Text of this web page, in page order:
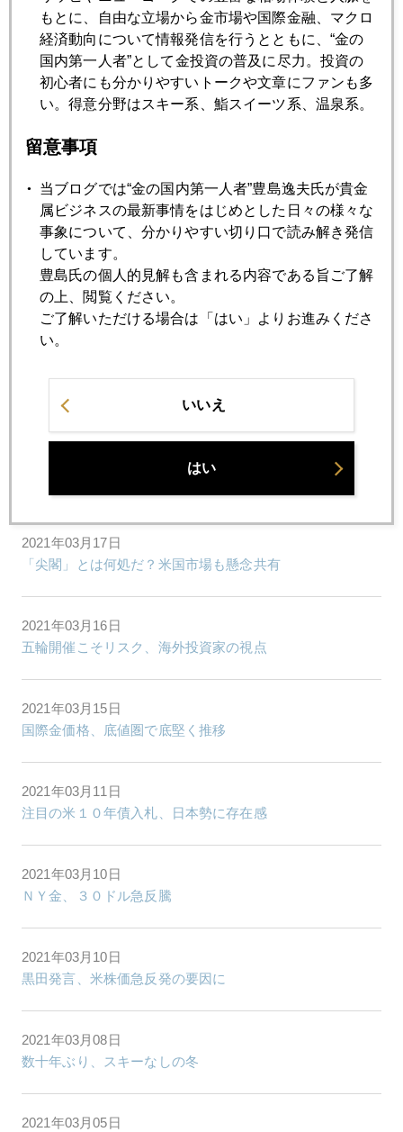
2021年03月25日
バイデン氏は株高を素直に歓迎するか
2021年03月24日
2021年03月23日
バイデン政権３兆ドル第二弾浮上、増税も争点に
2021年03月22日
今週の注目点、イエレン＆パウエル議会での共演
日銀動向、米長期金利続騰を誘発
2021年03月18日
パウエル氏、バブルは覚悟、日本化だけは回避意向、金は
2021年03月17日
「尖閣」とは何処だ？米国市場も懸念共有
2021年03月16日
五輪開催こそリスク、海外投資家の視点
2021年03月15日
国際金価格、底値圏で底堅く推移
2021年03月11日
注目の米１０年債入札、日本勢に存在感
2021年03月10日
ＮＹ金、３０ドル急反騰
2021年03月10日
黒田発言、米株価急反発の要因に
2021年03月08日
数十年ぶり、スキーなしの冬
2021年03月05日
もとに、自由な立場から金市場や国際金融、マクロ
経済動向について情報発信を行うとともに、“金の
国内第一人者”として金投資の普及に尽力。投資の
初心者にも分かりやすいトークや文章にファンも多
い。得意分野はスキー系、鮨スイーツ系、温泉系。
留意事項
当ブログでは“金の国内第一人者”豊島逸夫氏が貴金
属ビジネスの最新事情をはじめとした日々の様々な
事象について、分かりやすい切り口で読み解き発信
しています。
豊島氏の個人的見解も含まれる内容である旨ご了解
の上、閲覧ください。
ご了解いただける場合は「はい」よりお進みくださ
い。
いいえ
はい